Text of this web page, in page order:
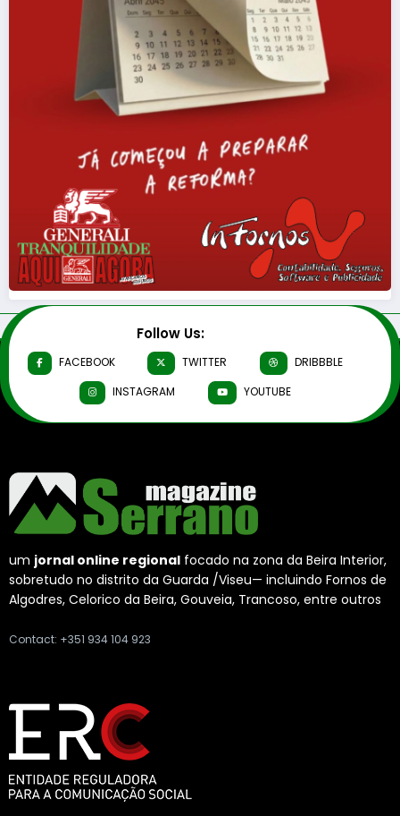
Follow Us:
FACEBOOK TWITTER
DRIBBBLE
INSTAGRAM
YOUTUBE
um jornal online regional focado na zona da Beira Interior,
sobretudo no distrito da Guarda /Viseu— incluindo Fornos de
Algodres, Celorico da Beira, Gouveia, Trancoso, entre outros
Contact: +351 934 104 923